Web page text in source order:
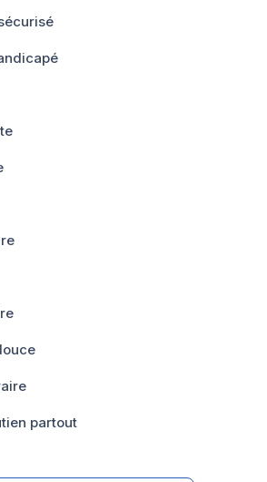
partout